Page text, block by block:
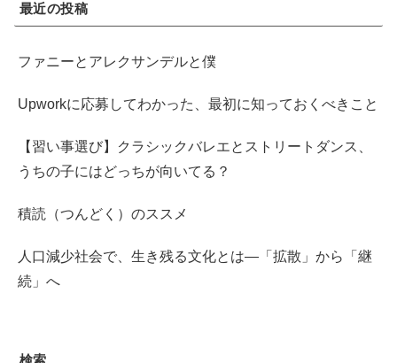
最近の投稿
ファニーとアレクサンデルと僕
Upworkに応募してわかった、最初に知っておくべきこと
【習い事選び】クラシックバレエとストリートダンス、
うちの子にはどっちが向いてる？
積読（つんどく）のススメ
人口減少社会で、生き残る文化とは―「拡散」から「継
続」へ
検索